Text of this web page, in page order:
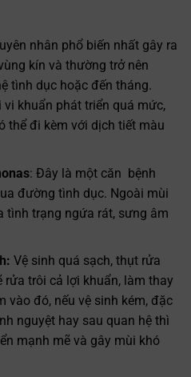
nhân phổ biến nhất gây ra
kín và thường trở nên
tình dục hoặc đến tháng.
khuẩn phát triển quá mức,
thể đi kèm với dịch tiết màu
: Đây là một căn bệnh
đường tình dục. Ngoài mùi
tình trạng ngứa rát, sưng âm
Vệ sinh quá sạch, thụt rửa
rửa trôi cả lợi khuẩn, làm thay
vào đó, nếu vệ sinh kém, đặc
nguyệt hay sau quan hệ thì
mạnh mẽ và gây mùi khó